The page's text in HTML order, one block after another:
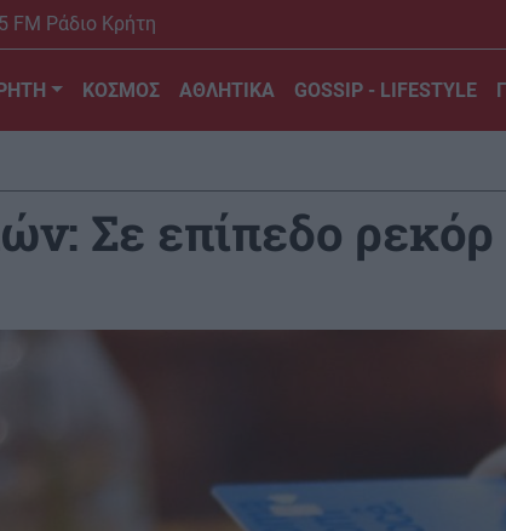
FM Ράδιο Κρήτη
ΚΟΣΜΟΣ ΑΘΛΗΤΙΚΑ GOSSIP - LIFESTYLE
Σε επίπεδο ρεκόρ